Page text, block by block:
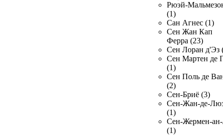
Рюэй-
(1)
Сан Агнес (1)
Сен Жан Кап
Ферра (23)
Сен Лоран д'Эз
Сен Мартен де
(1)
Сен Поль де
(2)
Сен-Бриё (3)
Сен-Жан-де-
(1)
Сен-Жермен-
(1)